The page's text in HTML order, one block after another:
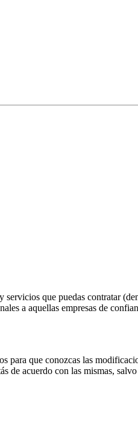
servicios que puedas contratar
a aquellas empresas de
para que conozcas las
de acuerdo con las mismas,